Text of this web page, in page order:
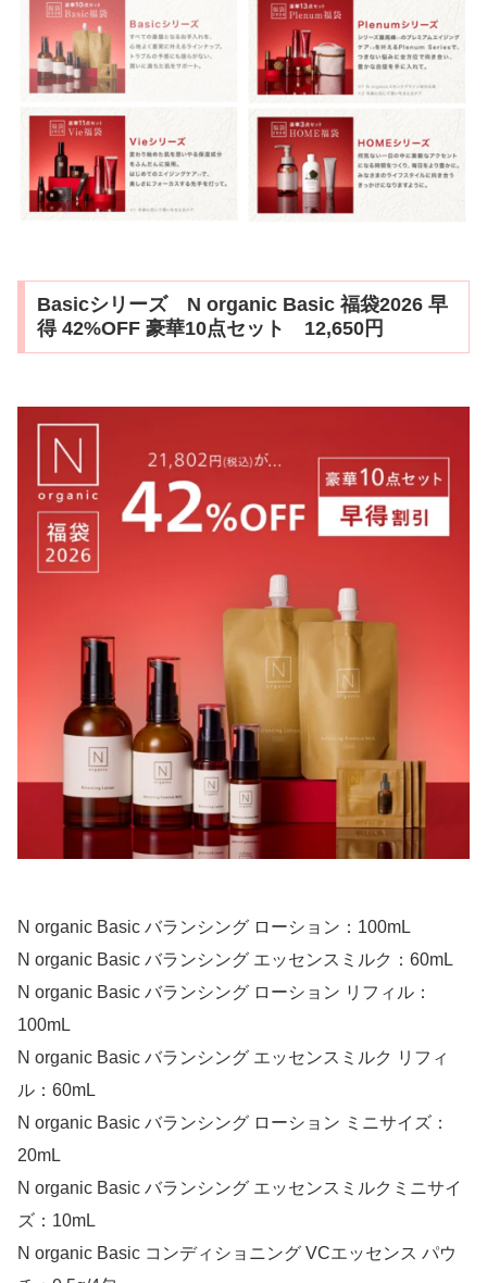
Basicシリーズ N organic Basic 福袋2026 早
得 42%OFF 豪華10点セット 12,650円
N organic Basic バランシング ローション：100mL
N organic Basic バランシング エッセンスミルク：60mL
N organic Basic バランシング ローション リフィル：
100mL
N organic Basic バランシング エッセンスミルク リフィ
ル：60mL
N organic Basic バランシング ローション ミニサイズ：
20mL
N organic Basic バランシング エッセンスミルクミニサイ
ズ：10mL
N organic Basic コンディショニング VCエッセンス パウ